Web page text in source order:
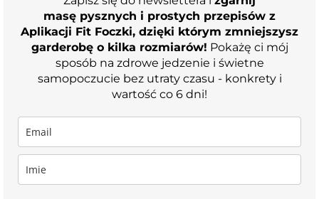
masę pysznych i prostych przepisów z
Aplikacji Fit Foczki, dzięki którym zmniejszysz
garderobę o kilka rozmiarów! Pokażę ci mój
sposób na zdrowe jedzenie i świetne
samopoczucie bez utraty czasu - konkrety i
wartość co 6 dni!